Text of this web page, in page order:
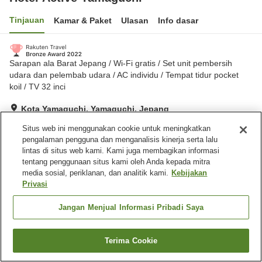
Tinjauan Kamar & Paket Ulasan Info dasar
Sarapan ala Barat Jepang / Wi-Fi gratis / Set unit pembersih
udara dan pelembab udara / AC individu / Tempat tidur pocket
koil / TV 32 inci
Kota Yamaguchi, Yamaguchi, Jepang
Hebat Ulasan:140
Fasilitas properti
Tempat parkir
Laundry gratis
Pengiriman ke rumah
Beranda
Cari kamar
Situs web ini menggunakan cookie untuk meningkatkan
pengalaman pengguna dan menganalisis kinerja serta lalu
lintas di situs web kami. Kami juga membagikan informasi
tentang penggunaan situs kami oleh Anda kepada mitra
media sosial, periklanan, dan analitik kami. Kebijakan
Privasi
Jangan Menjual Informasi Pribadi Saya
Terima Cookie